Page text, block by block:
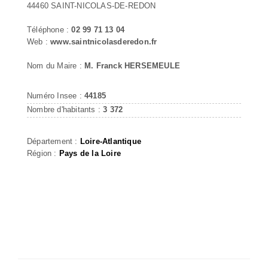
44460 SAINT-NICOLAS-DE-REDON
Téléphone :02 99 71 13 04
Web :www.saintnicolasderedon.fr
Nom du Maire : M. Franck HERSEMEULE
Numéro Insee : 44185
Nombre d'habitants :3 372
Département : Loire-Atlantique
Région : Pays de la Loire